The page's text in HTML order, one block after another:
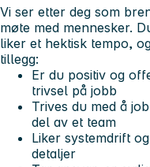
Vi ser etter deg som
møte med mennesker.
liker et hektisk tempo,
tillegg:
Er du positiv og
trivsel på jobb
Trives du med å
del av et team
Liker systemdrift
detaljer